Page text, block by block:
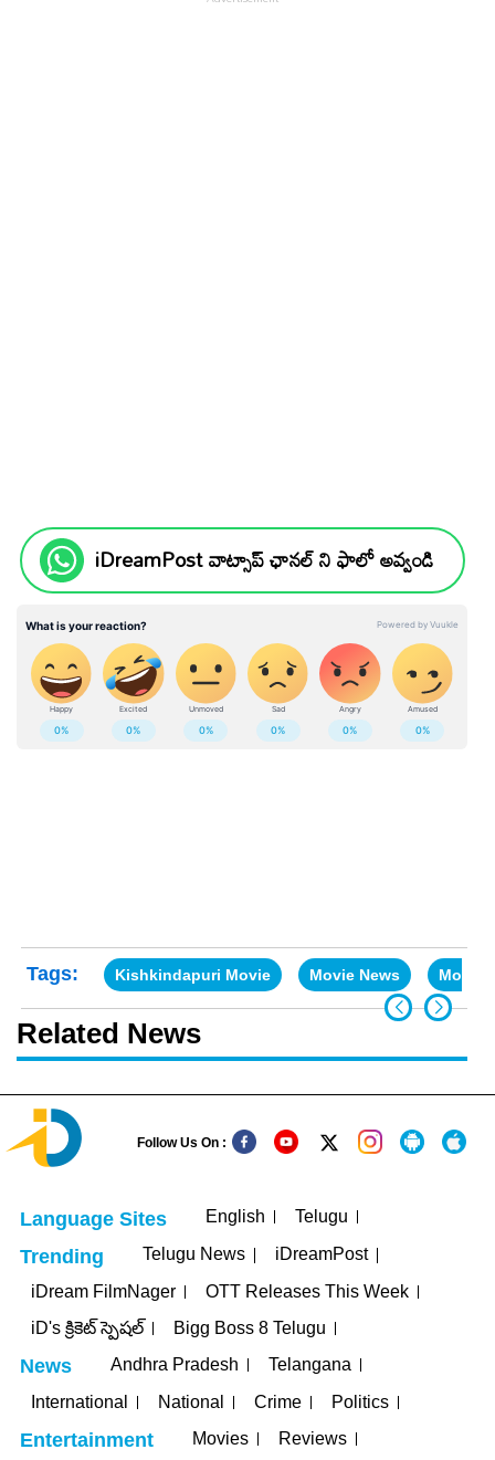
iDreamPost వాట్సాప్ ఛానల్ ని ఫాలో అవ్వండి
Tags: Kishkindapuri Movie Movie News Movie
Related News
Follow Us On :
Language Sites English Telugu
Trending Telugu News
iDreamPost
iDream FilmNager
OTT Releases This Week
iD's క్రికెట్ స్పెషల్
Bigg Boss 8 Telugu
News Andhra Pradesh
Telangana
International
National Crime Politics
Entertainment Movies Reviews